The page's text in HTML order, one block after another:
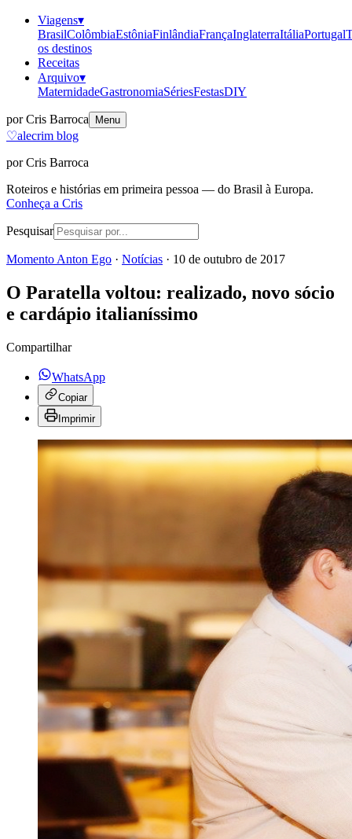
Viagens▾
BrasilColômbiaEstôniaFinlândiaFrançaInglaterraItáliaPortugal
os destinos
Receitas
Arquivo▾
MaternidadeGastronomiaSériesFestasDIY
por Cris Barroca Menu
♡alecrim blog
por Cris Barroca
Roteiros e histórias em primeira pessoa — do Brasil à Europa.
Conheça a Cris
Pesquisar
Momento Anton Ego · Notícias · 10 de outubro de 2017
O Paratella voltou: realizado, novo sócio
e cardápio italianíssimo
Compartilhar
WhatsApp
Copiar
Imprimir